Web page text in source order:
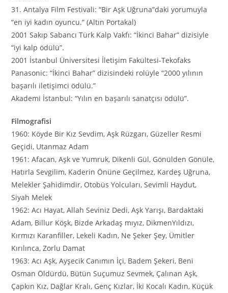
31. Antalya Film Festivali: “Bir Aşk Uğruna”daki yorumuyla
“en iyi kadın oyuncu.” (Altın Portakal)
2001 Sakıp Sabancı Türk Kalp Vakfı: “İkinci Bahar” dizisiyle
“iyi kalp ödülü”.
2001 İstanbul Üniversitesi İletişim Fakültesi-Tekofaks
Panasonic: “İkinci Bahar” dizisindeki rolüyle “2000 yılının
başarılı iletişimci ödülü.”
Akademi İstanbul: “Yılın en başarılı sanatçısı ödülü”.
Filmografisi
1960: Köyde Bir Kız Sevdim, Aşk Rüzgarı, Güzeller Resmi
Geçidi, Utanmaz Adam
1961: Afacan, Aşk ve Yumruk, Dikenli Gül, Gönülden Gönüle,
Hatırla Sevgilim, Kaderin Önüne Geçilmez, Kardeş Uğruna,
Melekler Şahidimdir, Otobüs Yolcuları, Sevimli Haydut,
Siyah Melek
1962: Acı Hayat, Allah Seviniz Dedi, Aşk Yarışı, Bardaktaki
Adam, Billur Köşk, Bizde Arkadaş mıyız, DikmenYıldızı,
Kırmızı Karanfiller, Lekeli Kadın, Ne Şeker Şey, Ümitler
Kırılınca, Zorlu Damat
1963: Acı Aşk, Ayşecik Canımın İçi, Badem Şekeri, Beni
Osman Öldürdü, Bütün Suçumuz Sevmek, Çalınan Aşk,
Çapkın Kız, Dağlar Kralı, Genç Kızlar, İki Kocalı Kadın, Küçük